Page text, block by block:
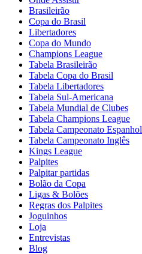
Brasileirão
Copa do Brasil
Libertadores
Copa do Mundo
Champions League
Tabela Brasileirão
Tabela Copa do Brasil
Tabela Libertadores
Tabela Sul-Americana
Tabela Mundial de Clubes
Tabela Champions League
Tabela Campeonato Espanhol
Tabela Campeonato Inglês
Kings League
Palpites
Palpitar partidas
Bolão da Copa
Ligas & Bolões
Regras dos Palpites
Joguinhos
Loja
Entrevistas
Blog